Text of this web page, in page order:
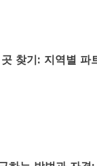
찾기: 지역별 파